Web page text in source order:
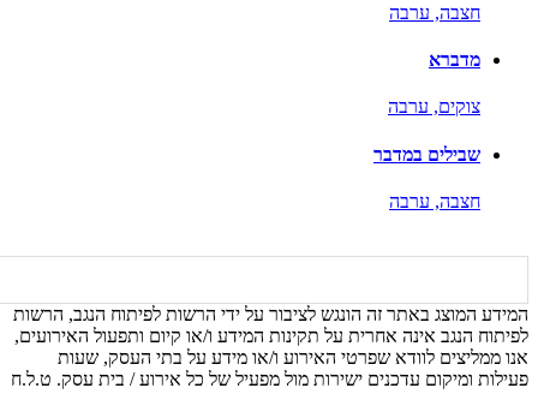
חצבה, ערבה
מדברא
צוקים, ערבה
שבילים במדבר
חצבה, ערבה
המידע המוצג באתר זה הונגש לציבור על ידי הרשות לפיתוח הנגב, הרשות
לפיתוח הנגב אינה אחרית על תקינות המידע ו/או קיום ותפעול האירועים,
אנו ממליצים לוודא שפרטי האירוע ו/או מידע על בתי העסק, שעות
פעילות ומיקום עדכנים ישירות מול מפעיל של כל אירוע / בית עסק. ט.ל.ח